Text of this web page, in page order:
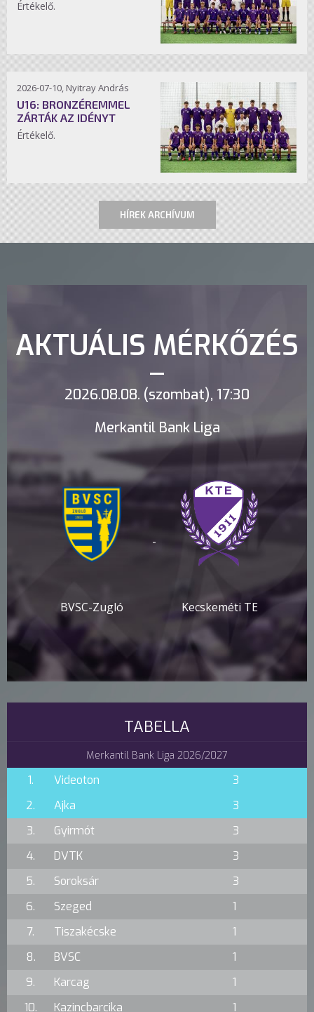
Értékelő.
2026-07-10, Nyitray András
U16: BRONZÉREMMEL
ZÁRTÁK AZ IDÉNYT
Értékelő.
HÍREK ARCHÍVUM
AKTUÁLIS MÉRKŐZÉS
2026.08.08. (szombat), 17:30
Merkantil Bank Liga
BVSC-Zugló
-
Kecskeméti TE
TABELLA
Merkantil Bank Liga 2026/2027
1. Videoton
3
2.
Ajka
3
3.
Gyirmót
3
4.
DVTK
3
5.
Soroksár
3
6.
Szeged
1
7.
Tiszakécske
1
8.
BVSC
1
9.
Karcag
1
10.
Kazincbarcika 1